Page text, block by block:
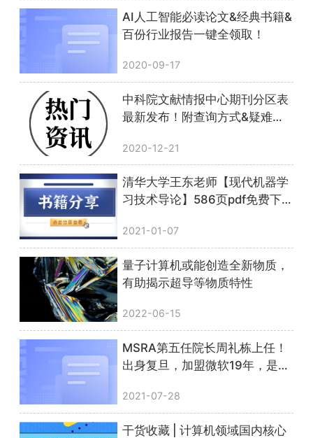
AI人工智能必读论文&经典书籍&
百份行业报告一键全领取！
2020-09-17
中科院文献情报中心期刊分区表
最新发布！附查询方式&疑难解
2020-12-21
清华大学王东老师【现代机器学
习技术导论】586页pdf免费下
2021-01-07
量子计算机或能创造全新物质，
有助揭示超导等物质特性
2022-06-15
MSRA第五任院长周礼栋上任！
出身复旦，加盟微软19年，是大
2021-07-28
干货收藏 | 计算机领域国内核心